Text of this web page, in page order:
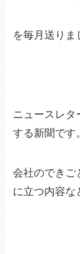
を毎月送りま
ニュースレタ
する新聞です
会社のできご
に立つ内容な